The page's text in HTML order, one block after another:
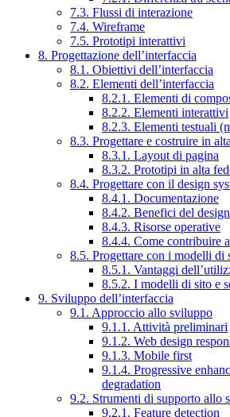
7.3. Flussi di interazione
7.4. Wireframe
7.5. Prototipi interattivi
8. Progettazione dell’interfaccia
8.1. Obiettivi dell’interfaccia
8.2. Elementi dell’interfaccia
8.2.1. Elementi di
8.2.2. Elementi interattivi
8.2.3. Elementi testuali
8.3. Progettare e costruire in
8.3.1. Layout di pagina
8.3.2. Prototipi in alta
8.4. Progettare con il design
8.4.1. Documentazione
8.4.2. Benefici del
8.4.3. Risorse operative
8.4.4. Come contribuire
8.5. Progettare con i modelli di
8.5.1. Vantaggi
8.5.2. I modelli di sito e
9. Sviluppo dell’interfaccia
9.1. Approccio allo sviluppo
9.1.1. Attività preliminari
9.1.2. Web design
9.1.3. Mobile first
9.1.4. Progressive
degradation
9.2. Strumenti di supporto allo
9.2.1. Feature detection